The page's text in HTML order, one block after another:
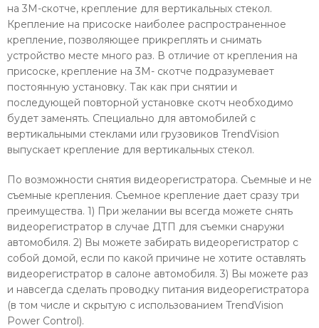
на 3М-скотче, крепление для вертикальных стекол.
Крепление на присоске наиболее распространенное
крепление, позволяющее прикреплять и снимать
устройство месте много раз. В отличие от крепления на
присоске, крепление на 3М- скотче подразумевает
постоянную установку. Так как при снятии и
последующей повторной установке скотч необходимо
будет заменять. Специально для автомобилей с
вертикальными стеклами или грузовиков TrendVision
выпускает крепление для вертикальных стекол.
По возможности снятия видеорегистратора. Съемные и не
съемные крепления. Съемное крепление дает сразу три
преимущества. 1) При желании вы всегда можете снять
видеорегистратор в случае ДТП для съемки снаружи
автомобиля. 2) Вы можете забирать видеорегистратор с
собой домой, если по какой причине не хотите оставлять
видеорегистратор в салоне автомобиля. 3) Вы можете раз
и навсегда сделать проводку питания видеорегистратора
(в том числе и скрытую с использованием TrendVision
Power Control).